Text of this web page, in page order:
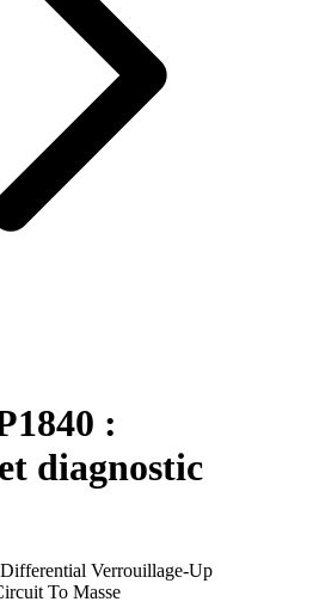
:
diagnostic
Verrouillage-Up
To Masse